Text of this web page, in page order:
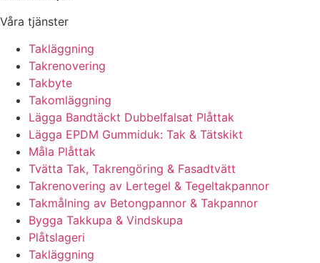
Våra tjänster
Takläggning
Takrenovering
Takbyte
Takomläggning
Lägga Bandtäckt Dubbelfalsat Plåttak
Lägga EPDM Gummiduk: Tak & Tätskikt
Måla Plåttak
Tvätta Tak, Takrengöring & Fasadtvätt
Takrenovering av Lertegel & Tegeltakpannor
Takmålning av Betongpannor & Takpannor
Bygga Takkupa & Vindskupa
Plåtslageri
Takläggning